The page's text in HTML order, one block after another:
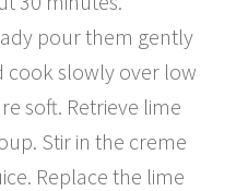
pour them gently
cook slowly over low
soft. Retrieve lime
Stir in the creme
Replace the lime